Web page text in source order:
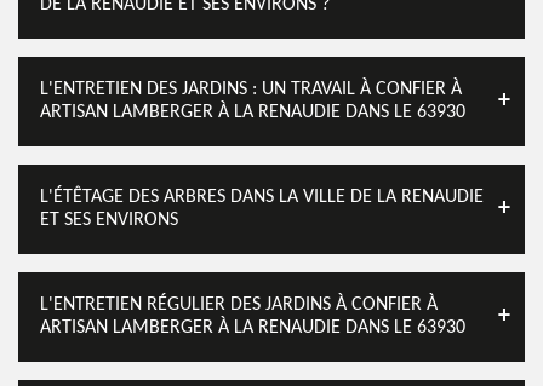
DE LA RENAUDIE ET SES ENVIRONS ?
L'ENTRETIEN DES JARDINS : UN TRAVAIL À CONFIER À
ARTISAN LAMBERGER À LA RENAUDIE DANS LE 63930
L'ÉTÊTAGE DES ARBRES DANS LA VILLE DE LA RENAUDIE
ET SES ENVIRONS
L'ENTRETIEN RÉGULIER DES JARDINS À CONFIER À
ARTISAN LAMBERGER À LA RENAUDIE DANS LE 63930